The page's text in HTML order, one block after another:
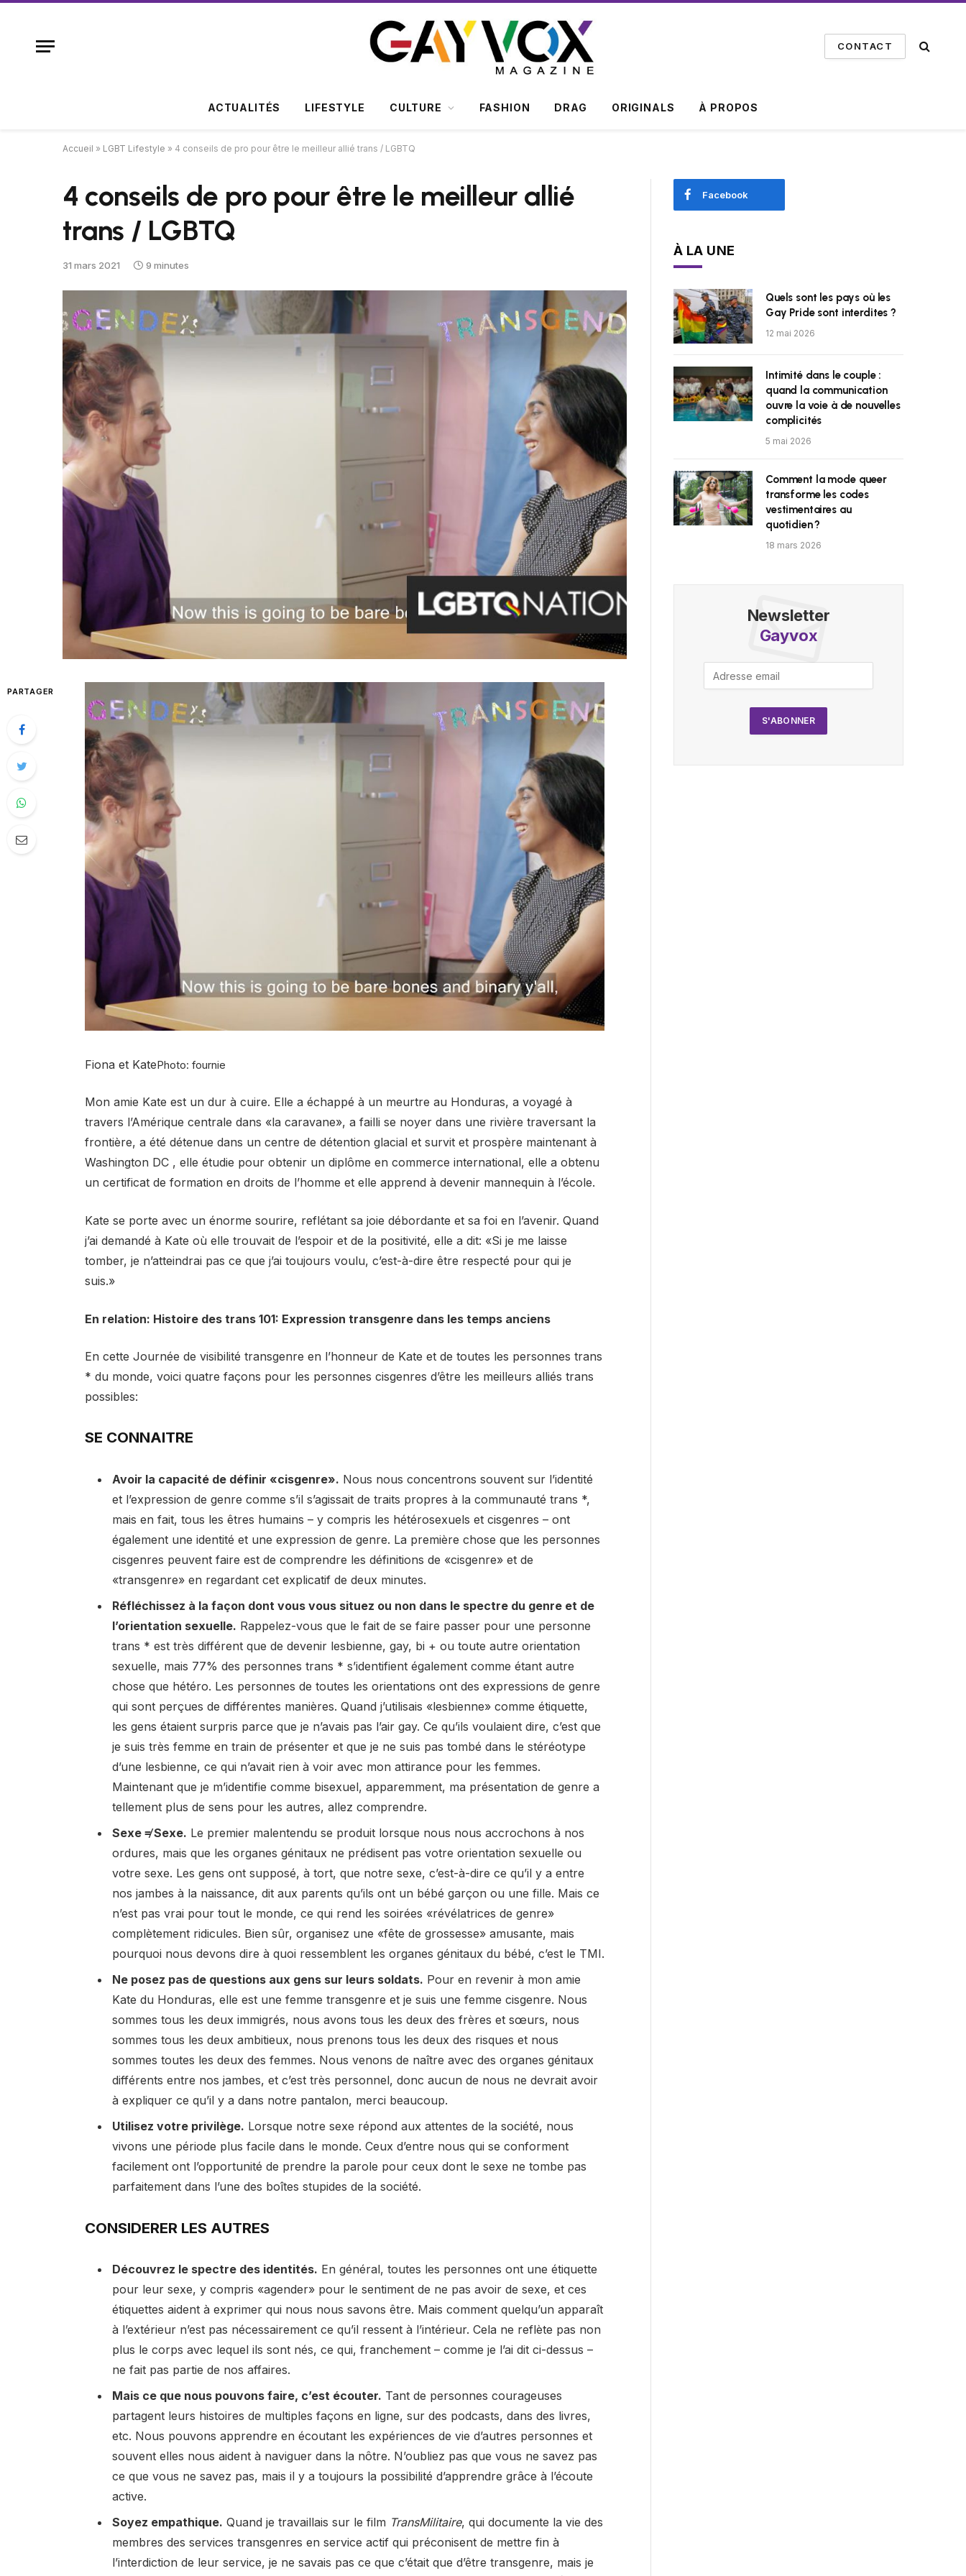
CONTACT
ACTUALITÉS LIFESTYLE CULTURE FASHION DRAG ORIGINALS À PROPOS
Accueil » LGBT Lifestyle » 4 conseils de pro pour être le meilleur allié trans / LGBTQ
4 conseils de pro pour être le meilleur allié
trans / LGBTQ
31 mars 2021 9 minutes
PARTAGER
Fiona et KatePhoto: fournie
Mon amie Kate est un dur à cuire. Elle a échappé à un meurtre au Honduras, a voyagé à
travers l’Amérique centrale dans «la caravane», a failli se noyer dans une rivière traversant la
frontière, a été détenue dans un centre de détention glacial et survit et prospère maintenant à
Washington DC , elle étudie pour obtenir un diplôme en commerce international, elle a obtenu
un certificat de formation en droits de l’homme et elle apprend à devenir mannequin à l’école.
Kate se porte avec un énorme sourire, reflétant sa joie débordante et sa foi en l’avenir. Quand
j’ai demandé à Kate où elle trouvait de l’espoir et de la positivité, elle a dit: «Si je me laisse
tomber, je n’atteindrai pas ce que j’ai toujours voulu, c’est-à-dire être respecté pour qui je
suis.»
En relation: Histoire des trans 101: Expression transgenre dans les temps anciens
En cette Journée de visibilité transgenre en l’honneur de Kate et de toutes les personnes trans
* du monde, voici quatre façons pour les personnes cisgenres d’être les meilleurs alliés trans
possibles:
SE CONNAITRE
Avoir la capacité de définir «cisgenre». Nous nous concentrons souvent sur l’identité
et l’expression de genre comme s’il s’agissait de traits propres à la communauté trans *,
mais en fait, tous les êtres humains – y compris les hétérosexuels et cisgenres – ont
également une identité et une expression de genre. La première chose que les personnes
cisgenres peuvent faire est de comprendre les définitions de «cisgenre» et de
«transgenre» en regardant cet explicatif de deux minutes.
Réfléchissez à la façon dont vous vous situez ou non dans le spectre du genre et de
l’orientation sexuelle. Rappelez-vous que le fait de se faire passer pour une personne
trans * est très différent que de devenir lesbienne, gay, bi + ou toute autre orientation
sexuelle, mais 77% des personnes trans * s’identifient également comme étant autre
chose que hétéro. Les personnes de toutes les orientations ont des expressions de genre
qui sont perçues de différentes manières. Quand j’utilisais «lesbienne» comme étiquette,
les gens étaient surpris parce que je n’avais pas l’air gay. Ce qu’ils voulaient dire, c’est que
je suis très femme en train de présenter et que je ne suis pas tombé dans le stéréotype
d’une lesbienne, ce qui n’avait rien à voir avec mon attirance pour les femmes.
Maintenant que je m’identifie comme bisexuel, apparemment, ma présentation de genre a
tellement plus de sens pour les autres, allez comprendre.
Sexe ≠ Sexe. Le premier malentendu se produit lorsque nous nous accrochons à nos
ordures, mais que les organes génitaux ne prédisent pas votre orientation sexuelle ou
votre sexe. Les gens ont supposé, à tort, que notre sexe, c’est-à-dire ce qu’il y a entre
nos jambes à la naissance, dit aux parents qu’ils ont un bébé garçon ou une fille. Mais ce
n’est pas vrai pour tout le monde, ce qui rend les soirées «révélatrices de genre»
complètement ridicules. Bien sûr, organisez une «fête de grossesse» amusante, mais
pourquoi nous devons dire à quoi ressemblent les organes génitaux du bébé, c’est le TMI.
Ne posez pas de questions aux gens sur leurs soldats. Pour en revenir à mon amie
Kate du Honduras, elle est une femme transgenre et je suis une femme cisgenre. Nous
sommes tous les deux immigrés, nous avons tous les deux des frères et sœurs, nous
sommes tous les deux ambitieux, nous prenons tous les deux des risques et nous
sommes toutes les deux des femmes. Nous venons de naître avec des organes génitaux
différents entre nos jambes, et c’est très personnel, donc aucun de nous ne devrait avoir
à expliquer ce qu’il y a dans notre pantalon, merci beaucoup.
Utilisez votre privilège. Lorsque notre sexe répond aux attentes de la société, nous
vivons une période plus facile dans le monde. Ceux d’entre nous qui se conforment
facilement ont l’opportunité de prendre la parole pour ceux dont le sexe ne tombe pas
parfaitement dans l’une des boîtes stupides de la société.
CONSIDERER LES AUTRES
Découvrez le spectre des identités. En général, toutes les personnes ont une étiquette
pour leur sexe, y compris «agender» pour le sentiment de ne pas avoir de sexe, et ces
étiquettes aident à exprimer qui nous nous savons être. Mais comment quelqu’un apparaît
à l’extérieur n’est pas nécessairement ce qu’il ressent à l’intérieur. Cela ne reflète pas non
plus le corps avec lequel ils sont nés, ce qui, franchement – comme je l’ai dit ci-dessus –
ne fait pas partie de nos affaires.
Mais ce que nous pouvons faire, c’est écouter. Tant de personnes courageuses
partagent leurs histoires de multiples façons en ligne, sur des podcasts, dans des livres,
etc. Nous pouvons apprendre en écoutant les expériences de vie d’autres personnes et
souvent elles nous aident à naviguer dans la nôtre. N’oubliez pas que vous ne savez pas
ce que vous ne savez pas, mais il y a toujours la possibilité d’apprendre grâce à l’écoute
active.
Soyez empathique. Quand je travaillais sur le film TransMilitaire, qui documente la vie des
membres des services transgenres en service actif qui préconisent de mettre fin à
l’interdiction de leur service, je ne savais pas ce que c’était que d’être transgenre, mais je
Facebook
À LA UNE
Quels sont les pays où les
Gay Pride sont interdites ?
12 mai 2026
Intimité dans le couple :
quand la communication
ouvre la voie à de nouvelles
complicités
5 mai 2026
Comment la mode queer
transforme les codes
vestimentaires au
quotidien ?
18 mars 2026
Newsletter
Gayvox